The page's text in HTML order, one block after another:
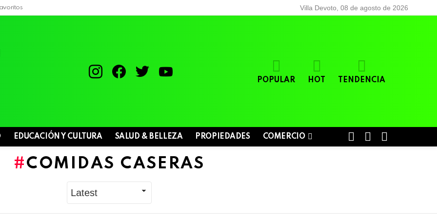
Villa Devoto, 08 de agosto de 2026
POPULAR HOT TENDENCIA
EDUCACIÓN Y CULTURA SALUD & BELLEZA PROPIEDADES COMERCIO
SWITCH
SKIN
COMIDAS CASERAS